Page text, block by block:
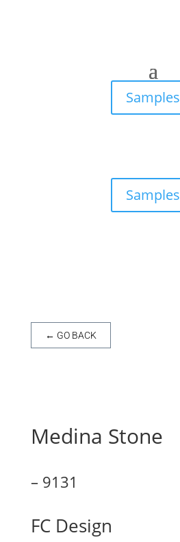
Samples
Samples
← GO BACK
Medina Stone
– 9131
FC Design